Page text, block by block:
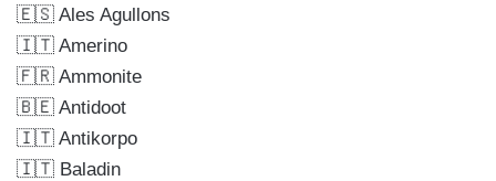
🇪🇸 Ales Agullons
🇮🇹 Amerino
🇫🇷 Ammonite
🇧🇪 Antidoot
🇮🇹 Antikorpo
🇮🇹 Baladin